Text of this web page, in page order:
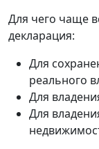
Для чего чаще
декларация:
Для
реального
Для
Для